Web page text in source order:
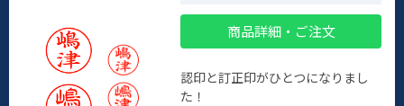
商品詳細・ご注文
認印と訂正印がひとつになりまし
た！